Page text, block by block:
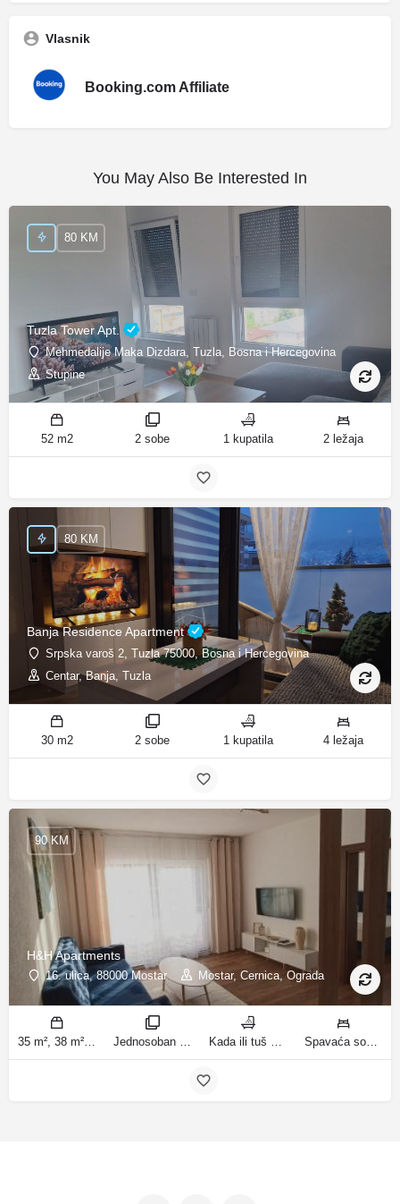
Vlasnik
Booking.com Affiliate
You May Also Be Interested In
Tuzla Tower Apt.
Mehmedalije Maka Dizdara, Tuzla, Bosna i Hercegovina
Stupine
80 KM
52 m2 2 sobe 1 kupatila 2 ležaja
Banja Residence Apartment
Srpska varoš 2, Tuzla 75000, Bosna i Hercegovina
Centar, Banja, Tuzla
80 KM
30 m2 2 sobe 1 kupatila 4 ležaja
H&H Apartments
16. ulica, 88000 Mostar Mostar, Cernica, Ograda
90 KM